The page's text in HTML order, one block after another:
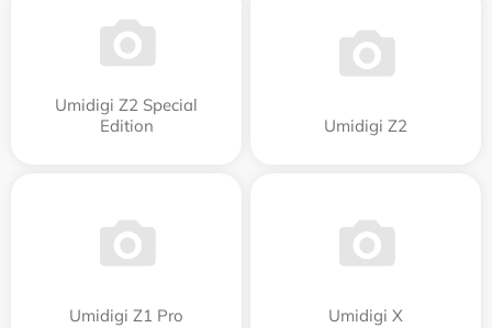
Umidigi Z2 Special
Edition
Umidigi Z2
Umidigi Z1 Pro Umidigi X